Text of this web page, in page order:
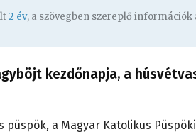
2 év, a szövegben szereplő
kezdőnapja, a
püspök, a Magyar Katolikus